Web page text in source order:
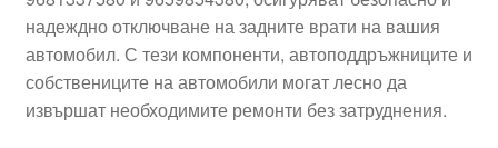
Плащанията
Политика за поверителност
надеждно отключване на задните врати на вашия
автомобил. С тези компоненти, автоподдръжниците и
собствениците на автомобили могат лесно да
извършат необходимите ремонти без затруднения.